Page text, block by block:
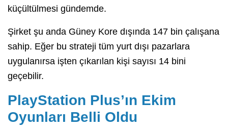
küçültülmesi gündemde.
Şirket şu anda Güney Kore dışında 147 bin çalışana
sahip. Eğer bu strateji tüm yurt dışı pazarlara
uygulanırsa işten çıkarılan kişi sayısı 14 bini
geçebilir.
PlayStation Plus’ın Ekim
Oyunları Belli Oldu